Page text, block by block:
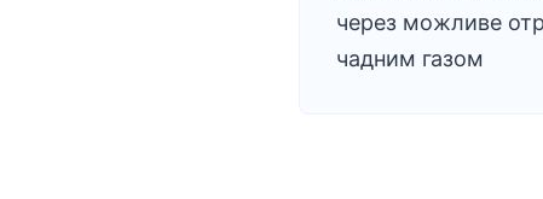
через можливе
чадним газом